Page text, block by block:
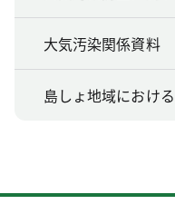
大気汚染関係資料
島しょ地域におけ